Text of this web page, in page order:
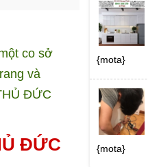
co sở
và
ĐỨC
ĐỨC
{mota}
{mota}